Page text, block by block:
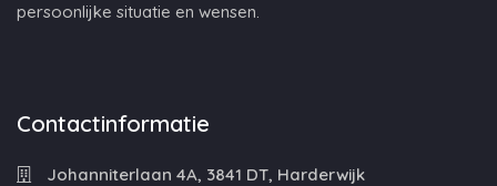
persoonlijke situatie en wensen.
Contactinformatie
Johanniterlaan 4A, 3841 DT, Harderwijk